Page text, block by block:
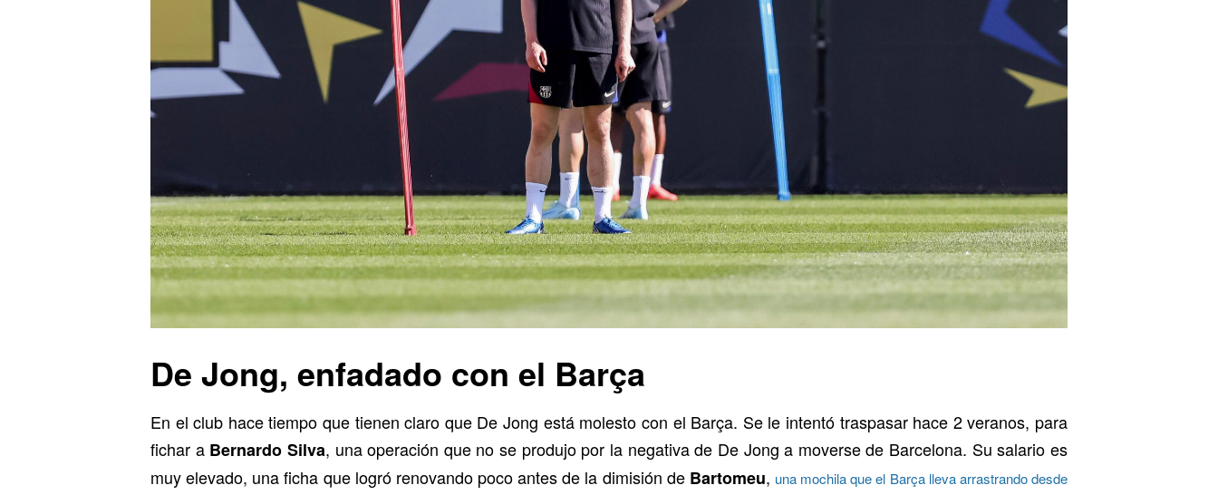
De Jong, enfadado con el Barça
En el club hace tiempo que tienen claro que De Jong está molesto con el Barça. Se le intentó traspasar hace 2 veranos, para
fichar a Bernardo Silva, una operación que no se produjo por la negativa de De Jong a moverse de Barcelona. Su salario es
muy elevado, una ficha que logró renovando poco antes de la dimisión de Bartomeu, una mochila que el Barça lleva arrastrando desde